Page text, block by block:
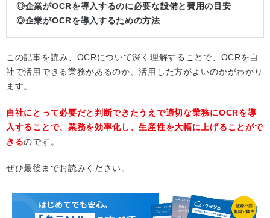
◎企業がOCRを導入するのに必要な設備と費用の目安
◎企業がOCRを導入するための方法
この記事を読み、OCRについて深く理解することで、OCRを自
社で活用できる業務があるのか、活用した方がよいのかがわかり
ます。
自社にとって必要だと判断できたうえで適切な業務にOCRを導
入することで、業務を効率化し、生産性を大幅に上げることがで
きるのです。
ぜひ最後までお読みください。